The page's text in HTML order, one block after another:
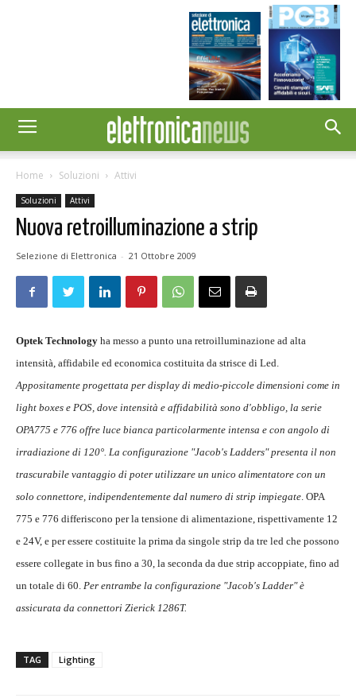
Home Soluzioni Attivi
Soluzioni Attivi
Nuova retroilluminazione a strip
Selezione di Elettronica - 21 Ottobre 2009
Optek Technology ha messo a punto una retroilluminazione ad alta
intensità, affidabile ed economica costituita da strisce di Led.
Appositamente progettata per display di medio-piccole dimensioni come in
light boxes e POS, dove intensità e affidabilità sono d'obbligo, la serie
OPA775 e 776 offre luce bianca particolarmente intensa e con angolo di
irradiazione di 120°. La configurazione "Jacob's Ladders" presenta il non
trascurabile vantaggio di poter utilizzare un unico alimentatore con un
solo connettore, indipendentemente dal numero di strip impiegate. OPA
775 e 776 differiscono per la tensione di alimentazione, rispettivamente 12
e 24V, e per essere costituite la prima da singole strip da tre led che possono
essere collegate in bus fino a 30, la seconda da due strip accoppiate, fino ad
un totale di 60. Per entrambe la configurazione "Jacob's Ladder" è
assicurata da connettori Zierick 1286T.
TAG Lighting